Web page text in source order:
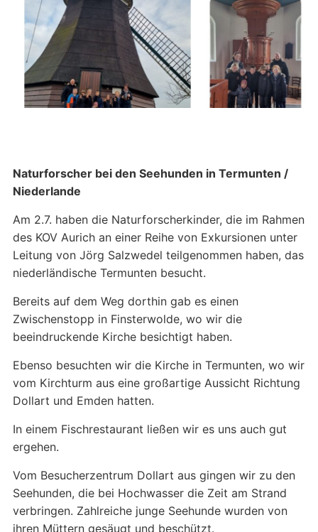
Naturforscher bei den Seehunden in Termunten /
Niederlande
Am 2.7. haben die Naturforscherkinder, die im Rahmen
des KOV Aurich an einer Reihe von Exkursionen unter
Leitung von Jörg Salzwedel teilgenommen haben, das
niederländische Termunten besucht.
Bereits auf dem Weg dorthin gab es einen
Zwischenstopp in Finsterwolde, wo wir die
beeindruckende Kirche besichtigt haben.
Ebenso besuchten wir die Kirche in Termunten, wo wir
vom Kirchturm aus eine großartige Aussicht Richtung
Dollart und Emden hatten.
In einem Fischrestaurant ließen wir es uns auch gut
ergehen.
Vom Besucherzentrum Dollart aus gingen wir zu den
Seehunden, die bei Hochwasser die Zeit am Strand
verbringen. Zahlreiche junge Seehunde wurden von
ihren Müttern gesäugt und beschützt.